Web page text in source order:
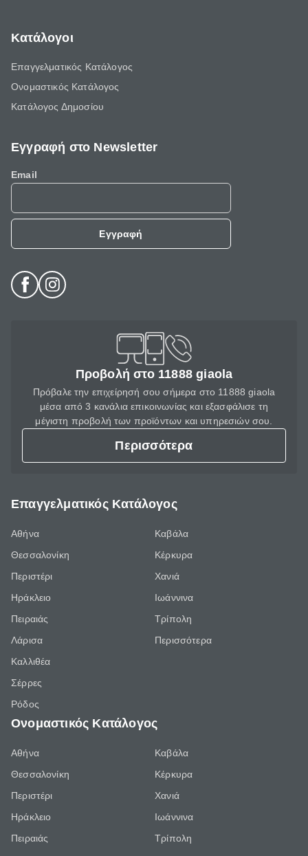
Κατάλογοι
Επαγγελματικός Κατάλογος
Ονομαστικός Κατάλογος
Κατάλογος Δημοσίου
Εγγραφή στο Newsletter
Email
Εγγραφή
Προβολή στο 11888 giaola
Πρόβαλε την επιχείρησή σου σήμερα στο 11888 giaola
μέσα από 3 κανάλια επικοινωνίας και εξασφάλισε τη
μέγιστη προβολή των προϊόντων και υπηρεσιών σου.
Περισσότερα
Επαγγελματικός Κατάλογος
Αθήνα
Θεσσαλονίκη
Περιστέρι
Ηράκλειο
Πειραιάς
Λάρισα
Καλλιθέα
Σέρρες
Ρόδος
Καβάλα
Κέρκυρα
Χανιά
Ιωάννινα
Τρίπολη
Περισσότερα
Ονομαστικός Κατάλογος
Αθήνα
Θεσσαλονίκη
Περιστέρι
Ηράκλειο
Πειραιάς
Καβάλα
Κέρκυρα
Χανιά
Ιωάννινα
Τρίπολη